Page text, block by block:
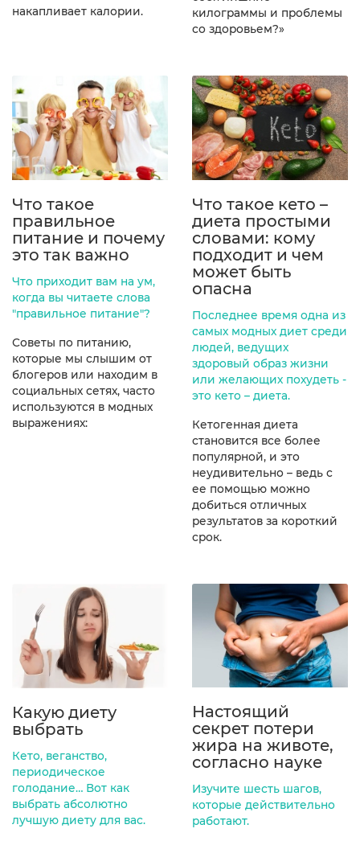
накапливает калории.
килограммы и проблемы
со здоровьем?»
Что такое
правильное
питание и почему
это так важно
Что приходит вам на ум,
когда вы читаете слова
"правильное питание"?
Советы по питанию,
которые мы слышим от
блогеров или находим в
социальных сетях, часто
используются в модных
выражениях:
Что такое кето –
диета простыми
словами: кому
подходит и чем
может быть
опасна
Последнее время одна из
самых модных диет среди
людей, ведущих
здоровый образ жизни
или желающих похудеть -
это кето – диета.
Кетогенная диета
становится все более
популярной, и это
неудивительно – ведь с
ее помощью можно
добиться отличных
результатов за короткий
срок.
Какую диету
выбрать
Кето, веганство,
периодическое
голодание… Вот как
выбрать абсолютно
лучшую диету для вас.
Настоящий
секрет потери
жира на животе,
согласно науке
Изучите шесть шагов,
которые действительно
работают.